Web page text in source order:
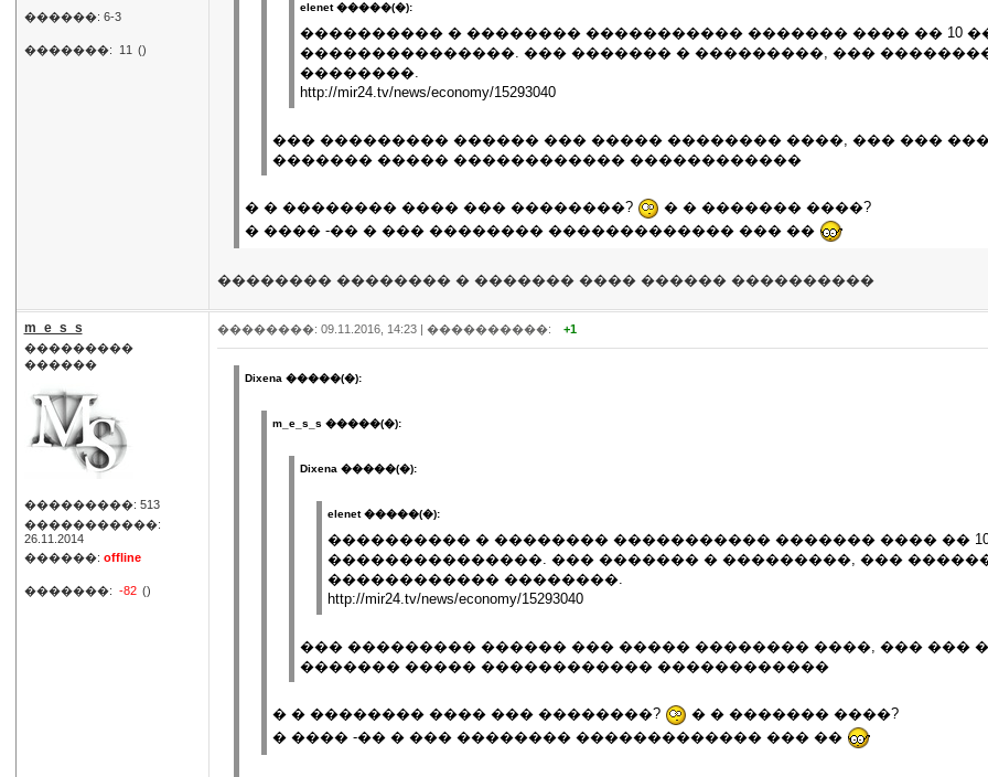
������: 6-3
�������: 11 ()
elenet �����(�):
���������� � �������� ����������� ������� ���� �� 10
���������������. ��� ������� � ���������, ���
��������.
http://mir24.tv/news/economy/15293040
��� ��������� ������ ��� ����� �������� ����, ��� ���
������� ����� ������������ ������������
� � �������� ���� ��� ��������?
� � ������� ����?
� ���� -�� � ��� �������� ������������� ��� ��
�������� �������� � ������� ���� ������ ����������
m_e_s_s
���������
������
���������: 513
�����������:
26.11.2014
������: offline
�������: -82 ()
��������: 09.11.2016, 14:23 | ����������: +1
Dixena �����(�):
m_e_s_s �����(�):
Dixena �����(�):
elenet �����(�):
���������� � �������� ����������� ������� ���� ��
���������������. ��� ������� � ���������, ���
������������ ��������.
http://mir24.tv/news/economy/15293040
��� ��������� ������ ��� ����� �������� ����, ��� ���
������� ����� ������������ ������������
� � �������� ���� ��� ��������?
� � ������� ����?
� ���� -�� � ��� �������� ������������� ��� ��